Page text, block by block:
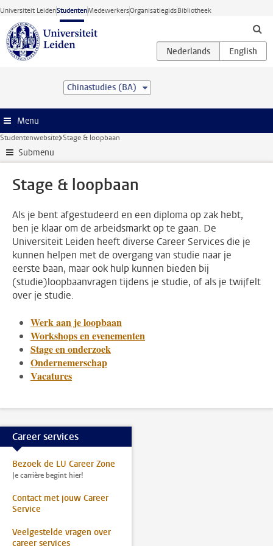
Ga direct naar de inhoud
Universiteit LeidenStudentenMedewerkersOrganisatiegidsBibliotheek
Chinastudies (BA)
Menu
Studentenwebsite Stage & loopbaan
Submenu
Stage & loopbaan
Als je bent afgestudeerd en een diploma op zak hebt,
ben je klaar om de arbeidsmarkt op te gaan. De
Universiteit Leiden heeft diverse Career Services die je
kunnen helpen met de overgang van studie naar je
eerste baan, maar ook hulp kunnen bieden bij
(studie)loopbaanvragen tijdens je studie, of als je twijfelt
over je studie.
Werk aan je loopbaan
Workshops en evenementen
Stage en onderzoek
Ondernemerschap
Vacatures
Career services
Bezoek de LU Career Zone
Je carrière begint hier!
Contact met jouw Career
Service
Veelgestelde vragen over
career services